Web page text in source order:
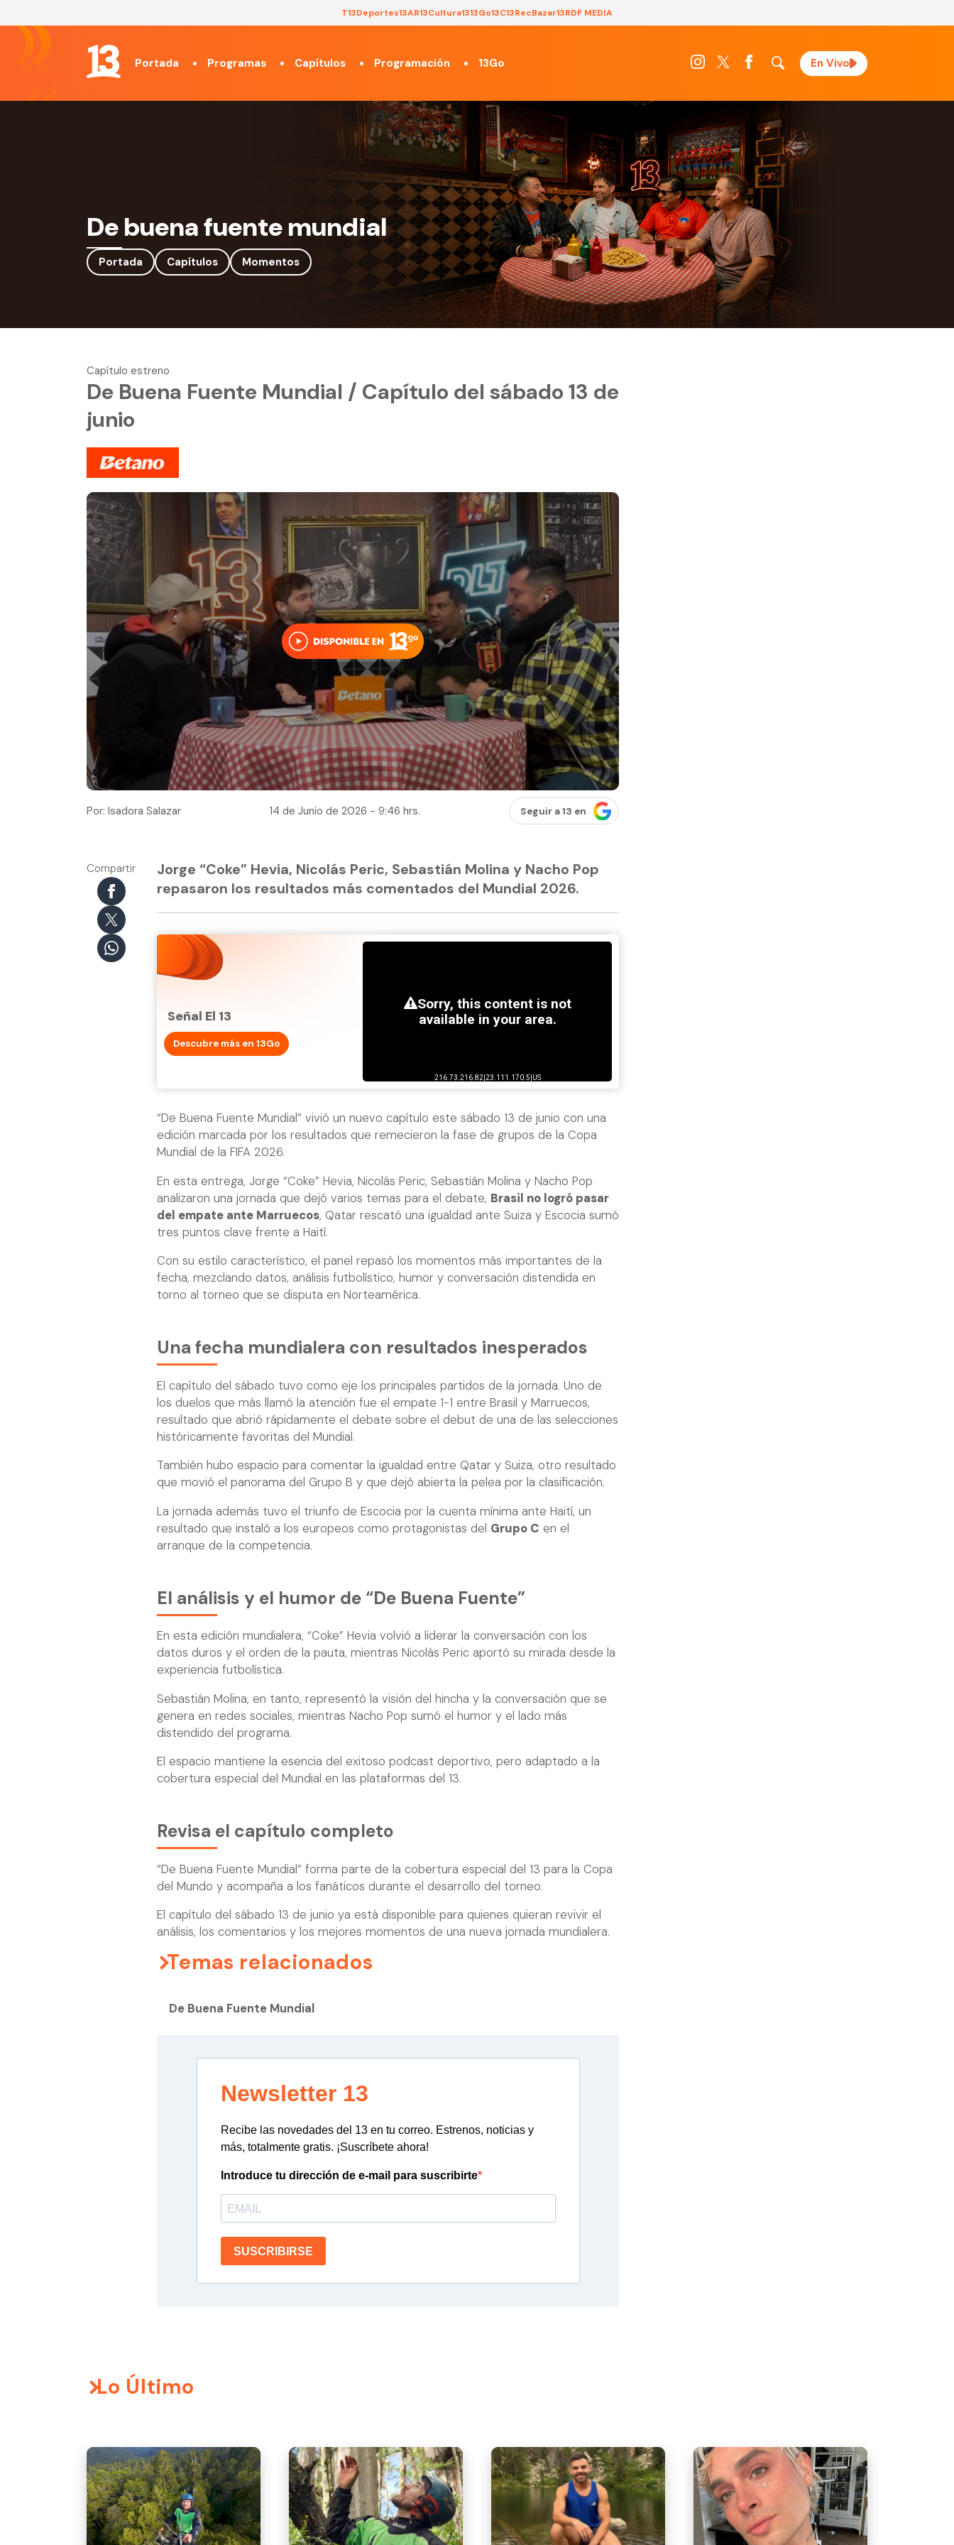
T13Deportes13AR13Cultura1313Go13C13RecBazar13RDF MEDIA
Portada Programas Capítulos Programación 13Go En Vivo
De buena fuente mundial
Portada Capítulos Momentos
Capítulo estreno
De Buena Fuente Mundial / Capítulo del sábado 13 de
junio
Por: Isadora Salazar 14 de Junio de 2026 - 9:46 hrs. Seguir a 13 en
Compartir
Jorge “Coke” Hevia, Nicolás Peric, Sebastián Molina y Nacho Pop
repasaron los resultados más comentados del Mundial 2026.
Señal El 13
Descubre más en 13Go
“De Buena Fuente Mundial” vivió un nuevo capítulo este sábado 13 de junio con una
edición marcada por los resultados que remecieron la fase de grupos de la Copa
Mundial de la FIFA 2026.
En esta entrega, Jorge “Coke” Hevia, Nicolás Peric, Sebastián Molina y Nacho Pop
analizaron una jornada que dejó varios temas para el debate, Brasil no logró pasar
del empate ante Marruecos, Qatar rescató una igualdad ante Suiza y Escocia sumó
tres puntos clave frente a Haití.
Con su estilo característico, el panel repasó los momentos más importantes de la
fecha, mezclando datos, análisis futbolístico, humor y conversación distendida en
torno al torneo que se disputa en Norteamérica.
Una fecha mundialera con resultados inesperados
El capítulo del sábado tuvo como eje los principales partidos de la jornada. Uno de
los duelos que más llamó la atención fue el empate 1-1 entre Brasil y Marruecos,
resultado que abrió rápidamente el debate sobre el debut de una de las selecciones
históricamente favoritas del Mundial.
También hubo espacio para comentar la igualdad entre Qatar y Suiza, otro resultado
que movió el panorama del Grupo B y que dejó abierta la pelea por la clasificación.
La jornada además tuvo el triunfo de Escocia por la cuenta mínima ante Haití, un
resultado que instaló a los europeos como protagonistas del Grupo C en el
arranque de la competencia.
El análisis y el humor de “De Buena Fuente”
En esta edición mundialera, “Coke” Hevia volvió a liderar la conversación con los
datos duros y el orden de la pauta, mientras Nicolás Peric aportó su mirada desde la
experiencia futbolística.
Sebastián Molina, en tanto, representó la visión del hincha y la conversación que se
genera en redes sociales, mientras Nacho Pop sumó el humor y el lado más
distendido del programa.
El espacio mantiene la esencia del exitoso podcast deportivo, pero adaptado a la
cobertura especial del Mundial en las plataformas del 13.
Revisa el capítulo completo
“De Buena Fuente Mundial” forma parte de la cobertura especial del 13 para la Copa
del Mundo y acompaña a los fanáticos durante el desarrollo del torneo.
El capítulo del sábado 13 de junio ya está disponible para quienes quieran revivir el
análisis, los comentarios y los mejores momentos de una nueva jornada mundialera.
Temas relacionados
De Buena Fuente Mundial
Newsletter 13
Recibe las novedades del 13 en tu correo. Estrenos, noticias y
más, totalmente gratis. ¡Suscríbete ahora!
Introduce tu dirección de e-mail para suscribirte
SUSCRIBIRSE
Lo Último